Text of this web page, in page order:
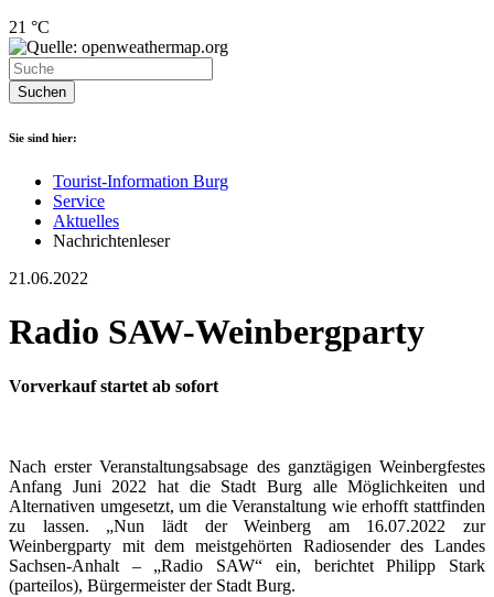
21 °C
Suchen
Sie sind hier:
Tourist-Information Burg
Service
Aktuelles
Nachrichtenleser
21.06.2022
Radio SAW-Weinbergparty
Vorverkauf startet ab sofort
Nach erster Veranstaltungsabsage des ganztägigen Weinbergfestes
Anfang Juni 2022 hat die Stadt Burg alle Möglichkeiten und
Alternativen umgesetzt, um die Veranstaltung wie erhofft stattfinden
zu lassen. „Nun lädt der Weinberg am 16.07.2022 zur
Weinbergparty mit dem meistgehörten Radiosender des Landes
Sachsen-Anhalt – „Radio SAW“ ein, berichtet Philipp Stark
(parteilos), Bürgermeister der Stadt Burg.